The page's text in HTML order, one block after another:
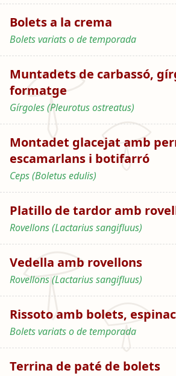
Bolets a la crema
Bolets variats o de temporada
Muntadets de carbassó,
formatge
Gírgoles (Pleurotus ostreatus)
Montadet glacejat amb
escamarlans i botifarró
Ceps (Boletus edulis)
Platillo de tardor amb
Rovellons (Lactarius sangifluus)
Vedella amb rovellons
Rovellons (Lactarius sangifluus)
Rissoto amb bolets,
Bolets variats o de temporada
Terrina de paté de bolets